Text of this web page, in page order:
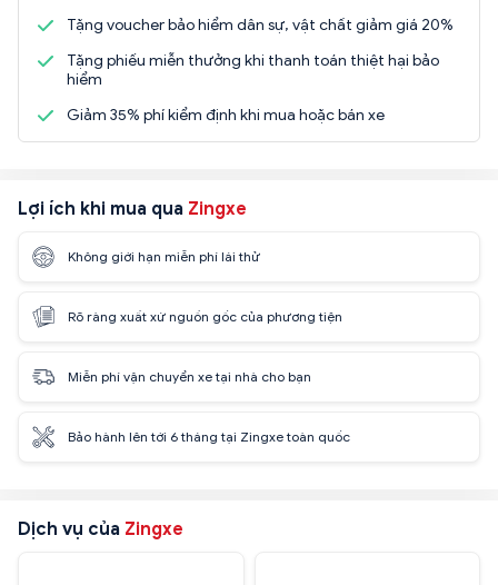
Tặng voucher bảo hiểm dân sự, vật chất giảm giá 20%
Tặng phiếu miễn thưởng khi thanh toán thiệt hại bảo
hiểm
Giảm 35% phí kiểm định khi mua hoặc bán xe
Lợi ích khi mua qua Zingxe
Không giới hạn miễn phí lái thử
Rõ ràng xuất xứ nguồn gốc của phương tiện
Miễn phí vận chuyển xe tại nhà cho bạn
Bảo hành lên tới 6 tháng tại Zingxe toàn quốc
Dịch vụ của Zingxe